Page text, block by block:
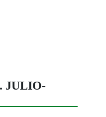
JULIO-